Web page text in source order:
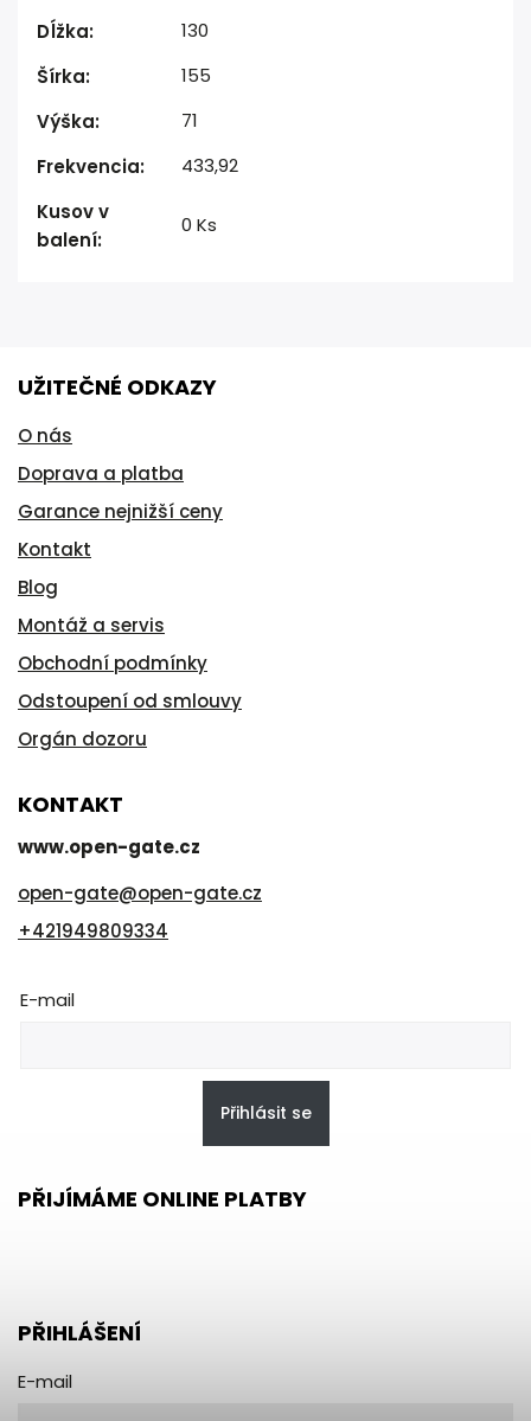
Dĺžka:
130
Šírka:
155
Výška:
71
Frekvencia:
433,92
Kusov v
balení:
0 Ks
UŽITEČNÉ ODKAZY
O nás
Doprava a platba
Garance nejnižší ceny
Kontakt
Blog
Montáž a servis
Obchodní podmínky
Odstoupení od smlouvy
Orgán dozoru
KONTAKT
www.open-gate.cz
open-gate@open-gate.cz
+421949809334
E-mail
Přihlásit se
PŘIJÍMÁME ONLINE PLATBY
PŘIHLÁŠENÍ
E-mail